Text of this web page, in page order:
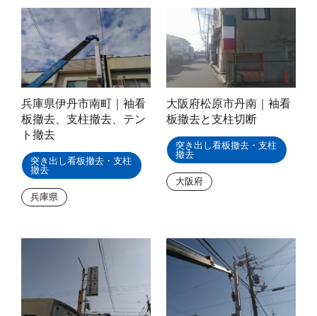
兵庫県伊丹市南町｜袖看
板撤去、支柱撤去、テン
ト撤去
突き出し看板撤去・支柱
撤去
兵庫県
大阪府松原市丹南｜袖看
板撤去と支柱切断
突き出し看板撤去・支柱
撤去
大阪府